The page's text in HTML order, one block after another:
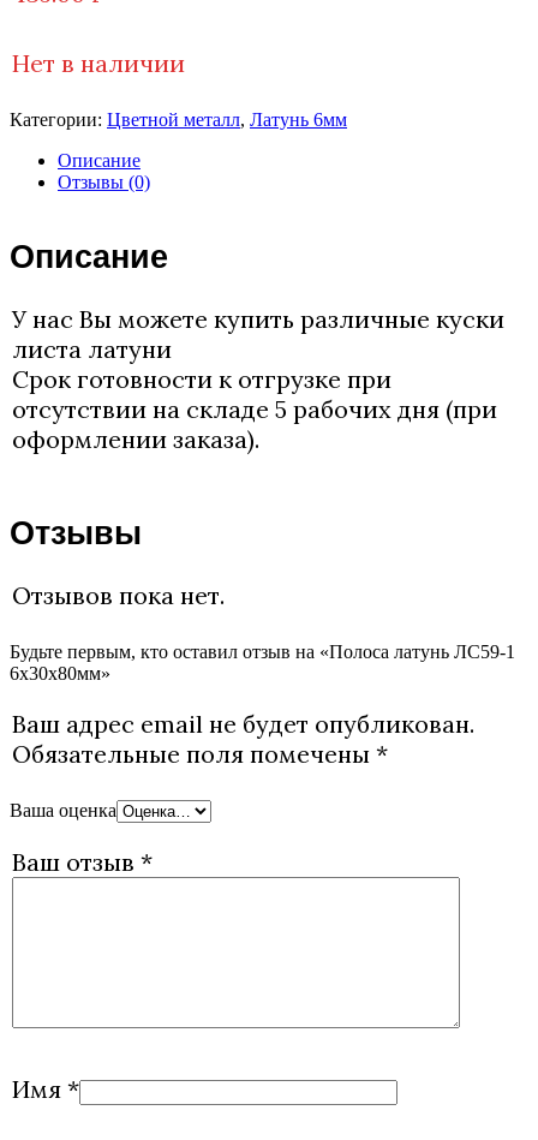
Нет в наличии
Категории: Цветной металл, Латунь 6мм
Описание
Отзывы (0)
Описание
У нас Вы можете купить различные куски
листа латуни
Срок готовности к отгрузке при
отсутствии на складе 5 рабочих дня (при
оформлении заказа).
Отзывы
Отзывов пока нет.
Будьте первым, кто оставил отзыв на «Полоса латунь ЛС59-1
6х30х80мм»
Ваш адрес email не будет опубликован.
Обязательные поля помечены *
Ваша оценка
Ваш отзыв *
Имя *